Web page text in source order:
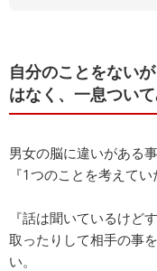
自分のことをない
はなく、一息つい
男女の脳に違いがある
『1つのことを考えて
『話は聞いているけど
取ったりして相手の事
い。